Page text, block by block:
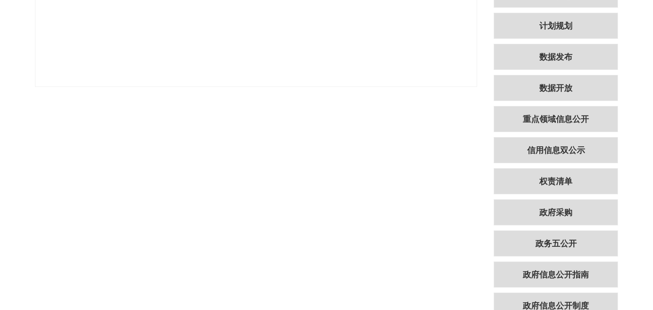
计划规划
数据发布
数据开放
重点领域信息公开
信用信息双公示
权责清单
政府采购
政务五公开
政府信息公开指南
政府信息公开制度